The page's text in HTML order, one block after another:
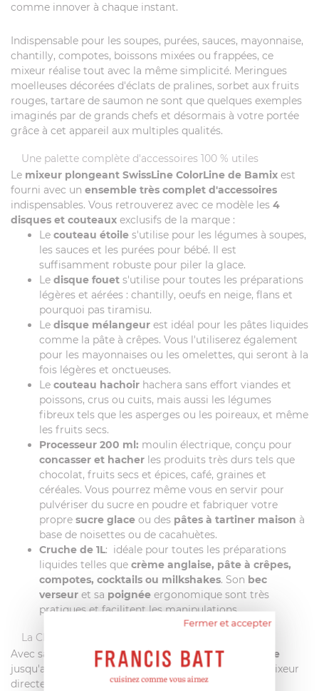
comme innover à chaque instant.
Indispensable pour les soupes, purées, sauces, mayonnaise,
chantilly, compotes, boissons mixées ou frappées, ce
mixeur réalise tout avec la même simplicité. Meringues
moelleuses décorées d'éclats de pralines, sorbet aux fruits
rouges, tartare de saumon ne sont que quelques exemples
imaginés par de grands chefs et désormais à votre portée
grâce à cet appareil aux multiples qualités.
Une palette complète d'accessoires 100 % utiles
Le mixeur plongeant SwissLine ColorLine de Bamix est
fourni avec un ensemble très complet d'accessoires
indispensables. Vous retrouverez avec ce modèle les 4
disques et couteaux exclusifs de la marque :
Le couteau étoile s'utilise pour les légumes à soupes,
les sauces et les purées pour bébé. Il est
suffisamment robuste pour piler la glace.
Le disque fouet s'utilise pour toutes les préparations
légères et aérées : chantilly, oeufs en neige, flans et
pourquoi pas tiramisu.
Le disque mélangeur est idéal pour les pâtes liquides
comme la pâte à crêpes. Vous l'utiliserez également
pour les mayonnaises ou les omelettes, qui seront à la
fois légères et onctueuses.
Le couteau hachoir hachera sans effort viandes et
poissons, crus ou cuits, mais aussi les légumes
fibreux tels que les asperges ou les poireaux, et même
les fruits secs.
Processeur 200 ml: moulin électrique, conçu pour
concasser et hacher les produits très durs tels que
chocolat, fruits secs et épices, café, graines et
céréales. Vous pourrez même vous en servir pour
pulvériser du sucre en poudre et fabriquer votre
propre sucre glace ou des pâtes à tartiner maison à
base de noisettes ou de cacahuètes.
Cruche de 1L: idéale pour toutes les préparations
liquides telles que crème anglaise, pâte à crêpes,
compotes, cocktails ou milkshakes. Son bec
verseur et sa poignée ergonomique sont très
pratiques et facilitent les manipulations.
La CREME du mixeur plongeant
Avec sa
double isolation et une étanchéité garantie
jusqu'au milieu de la coque, vous pouvez utiliser le mixeur
directement dans tous les types de récipients.
Fermer et accepter